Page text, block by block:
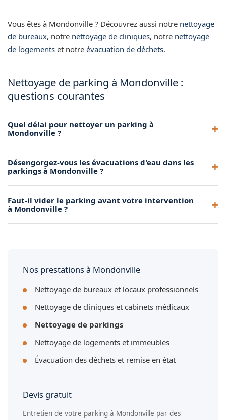
Vous êtes à Mondonville ? Découvrez aussi notre nettoyage
de bureaux, notre nettoyage de cliniques, notre nettoyage
de logements et notre évacuation de déchets.
Nettoyage de parking à Mondonville :
questions courantes
Quel délai pour nettoyer un parking à
Mondonville ?
du devis pour le nettoyage de votre parking à Mondonville.
Désengorgez-vous les évacuations d'eau dans les
parkings à Mondonville ?
fait partie de notre prestation d'entretien de parking à
Faut-il vider le parking avant votre intervention
à Mondonville ?
Nos prestations à Mondonville
Nettoyage de bureaux et locaux professionnels
Nettoyage de cliniques et cabinets médicaux
Nettoyage de parkings
Nettoyage de logements et immeubles
Évacuation des déchets et remise en état
Devis gratuit
Entretien de votre parking à Mondonville par des